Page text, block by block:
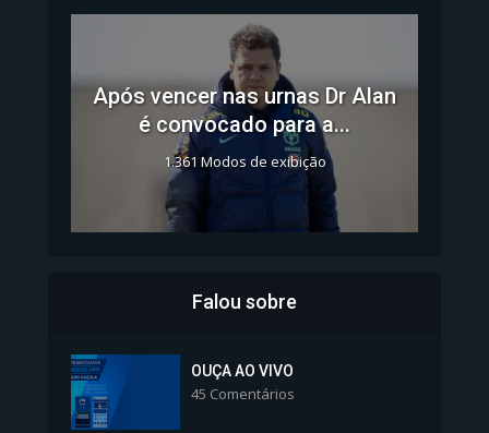
Após vencer nas urnas Dr Alan
é convocado para a...
1.361 Modos de exibição
Colégios da Polícia...
Falou sobre
OUÇA AO VIVO
45 Comentários